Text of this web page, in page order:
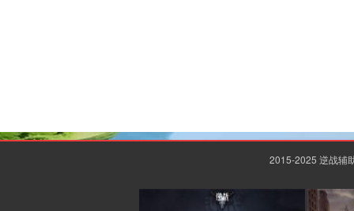
2015-2025 逆战辅